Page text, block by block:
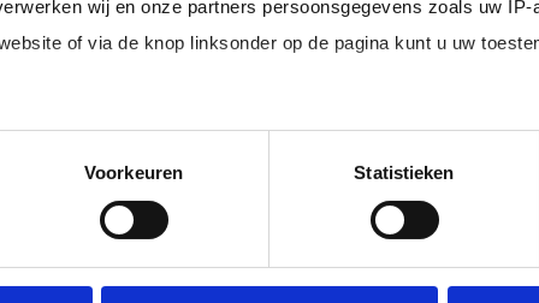
wij en onze partners persoonsgegevens zoals uw
of via de knop linksonder op de pagina kunt u uw
Voorkeuren Statistieken
freelance
juiste kandidaten
No match? No pay!
als een
Ik
of
Je
krijgt